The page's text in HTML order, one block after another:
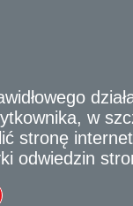
ramach Regionalnego
w
stronę
odwiedzin